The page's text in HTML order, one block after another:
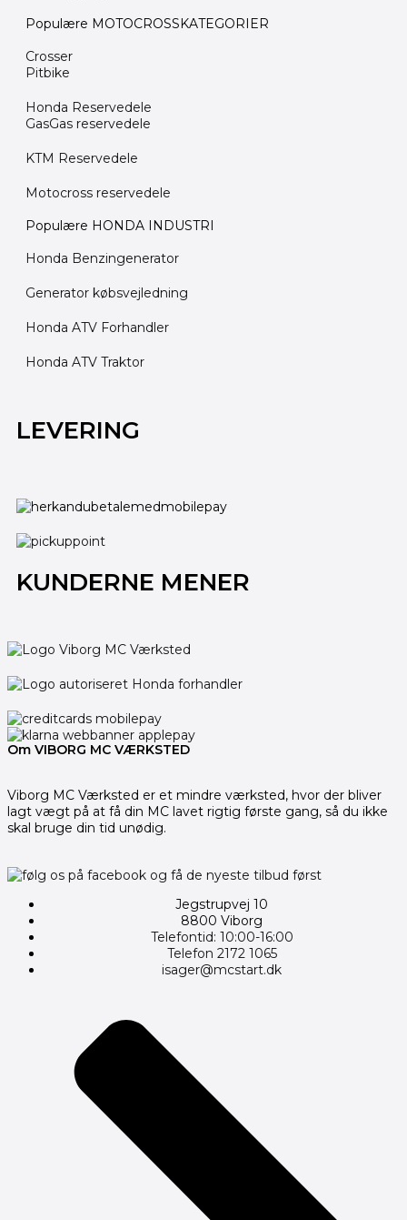
Populære MOTOCROSSKATEGORIER
Crosser
Pitbike
Honda Reservedele
GasGas reservedele
KTM Reservedele
Motocross reservedele
Populære HONDA INDUSTRI
Honda Benzingenerator
Generator købsvejledning
Honda ATV Forhandler
Honda ATV Traktor
LEVERING
KUNDERNE MENER
Om VIBORG MC VÆRKSTED
Viborg MC Værksted er et mindre værksted, hvor der bliver
lagt vægt på at få din MC lavet rigtig første gang, så du ikke
skal bruge din tid unødig.
Jegstrupvej 10
8800 Viborg
Telefontid: 10:00-16:00
Telefon 2172 1065
isager@mcstart.dk